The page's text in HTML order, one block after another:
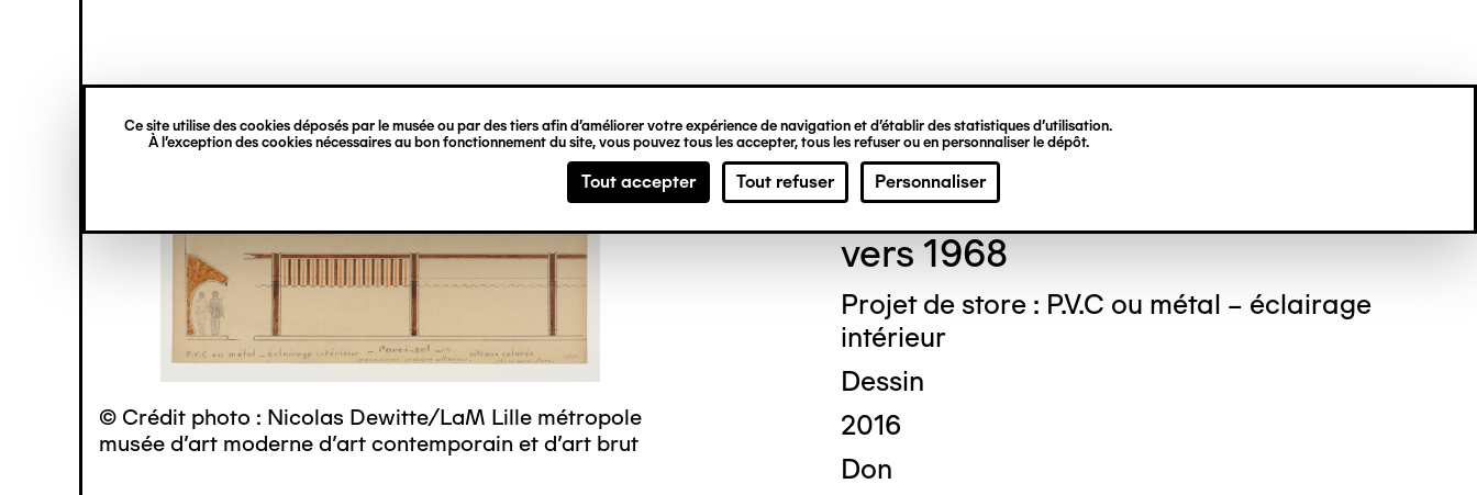
Ce site utilise des cookies déposés par le musée ou par des tiers afin d’améliorer votre expérience de navigation et d’établir des statistiques d’utilisation.
À l’exception des cookies nécessaires au bon fonctionnement du site, vous pouvez tous les accepter, tous les refuser ou en personnaliser le dépôt.
Tout accepter Tout refuser Personnaliser
principal
verticale
© Crédit photo : Nicolas Dewitte/LaM Lille métropole
musée d’art moderne d’art contemporain et d’art brut
Désiré GEELEN
vers 1968
Projet de store : P.V.C ou métal – éclairage
intérieur
Dessin
2016
Don